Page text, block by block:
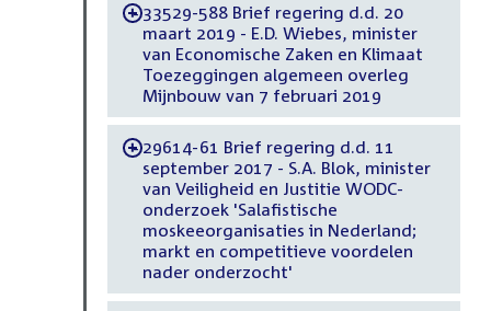
-33529-588 Brief regering d.d. 20
maart 2019 - E.D. Wiebes, minister
van Economische Zaken en Klimaat
Toezeggingen algemeen overleg
Mijnbouw van 7 februari 2019
-29614-61 Brief regering d.d. 11
september 2017 - S.A. Blok, minister
van Veiligheid en Justitie WODC-
onderzoek 'Salafistische
moskeeorganisaties in Nederland;
markt en competitieve voordelen
nader onderzocht'